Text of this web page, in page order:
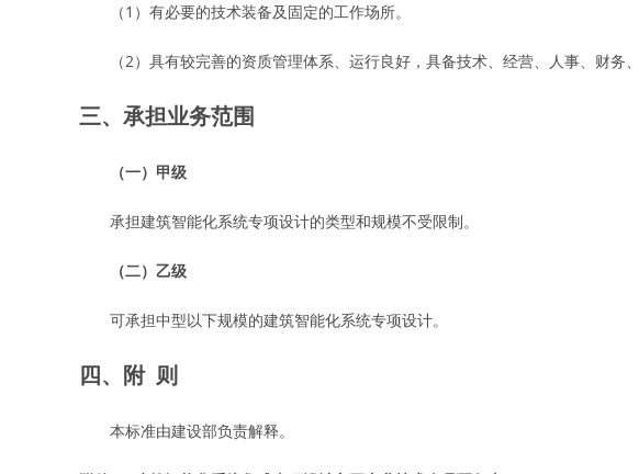
（1）有必要的技术装备及固定的工作场所。
（2）具有较完善的资质管理体系、运行良好，具备技术、经营、人事、财务、
三、承担业务范围
（一）甲级
承担建筑智能化系统专项设计的类型和规模不受限制。
（二）乙级
可承担中型以下规模的建筑智能化系统专项设计。
四、附 则
本标准由建设部负责解释。